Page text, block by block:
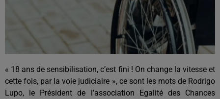
« 18 ans de sensibilisation, c’est fini ! On change la vitesse et
cette fois, par la voie judiciaire », ce sont les mots de Rodrigo
Lupo, le Président de l’association Egalité des Chances